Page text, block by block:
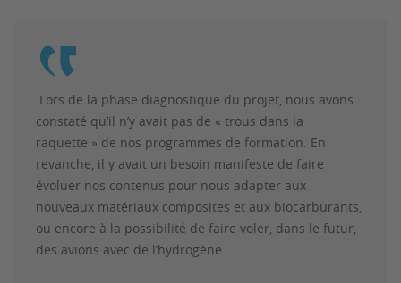
Lors de la phase diagnostique du projet, nous avons
constaté qu’il n’y avait pas de « trous dans la
raquette » de nos programmes de formation. En
revanche, il y avait un besoin manifeste de faire
évoluer nos contenus pour nous adapter aux
nouveaux matériaux composites et aux biocarburants,
ou encore à la possibilité de faire voler, dans le futur,
des avions avec de l’hydrogène.